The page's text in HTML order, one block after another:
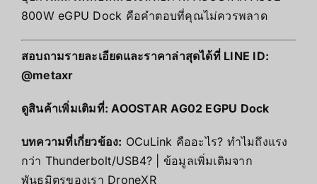
800W eGPU Dock คือคำตอบที่คุณไม่ควรพลาด
สอบถามรายละเอียดและราคาล่าสุดได้ที่ LINE ID:
@metaxr
ดูสินค้าเพิ่มเติมที่:AOOSTAR AG02 EGPU Dock
บทความที่เกี่ยวข้อง: OCuLink คืออะไร? ทำไมถึงแรง
กว่า Thunderbolt/USB4?
ข้อมูลเพิ่มเติมจาก
พันธมิตรของเรา DroneXR